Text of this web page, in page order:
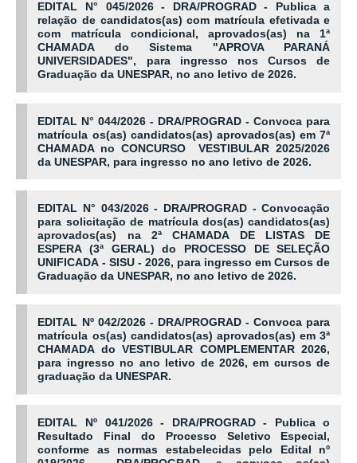
EDITAL N° 045/2026 - DRA/PROGRAD - Publica a
relação de candidatos(as) com matrícula efetivada e
com matrícula condicional, aprovados(as) na 1ª
CHAMADA do Sistema "APROVA PARANÁ
UNIVERSIDADES", para ingresso nos Cursos de
Graduação da UNESPAR, no ano letivo de 2026.
EDITAL N° 044/2026 - DRA/PROGRAD - Convoca para
matrícula os(as) candidatos(as) aprovados(as) em 7ª
CHAMADA no CONCURSO VESTIBULAR 2025/2026
da UNESPAR, para ingresso no ano letivo de 2026.
EDITAL N° 043/2026 - DRA/PROGRAD - Convocação
para solicitação de matrícula dos(as) candidatos(as)
aprovados(as) na 2ª CHAMADA DE LISTAS DE
ESPERA (3ª GERAL) do PROCESSO DE SELEÇÃO
UNIFICADA - SISU - 2026, para ingresso em Cursos de
Graduação da UNESPAR, no ano letivo de 2026.
EDITAL Nº 042/2026 - DRA/PROGRAD - Convoca para
matrícula os(as) candidatos(as) aprovados(as) em 3ª
CHAMADA do VESTIBULAR COMPLEMENTAR 2026,
para ingresso no ano letivo de 2026, em cursos de
graduação da UNESPAR.
EDITAL Nº 041/2026 - DRA/PROGRAD - Publica o
Resultado Final do Processo Seletivo Especial,
conforme as normas estabelecidas pelo Edital nº